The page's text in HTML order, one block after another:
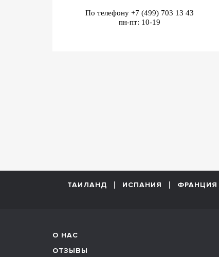
По телефону+7 (499) 703 13 43
пн-пт: 10-19
ТАИЛАНД ИСПАНИЯ ФРАНЦИЯ
О НАС
ОТЗЫВЫ